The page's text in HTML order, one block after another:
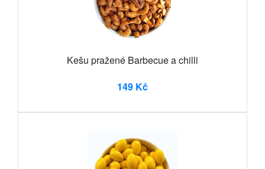
Kešu pražené Barbecue a chilli
149 Kč